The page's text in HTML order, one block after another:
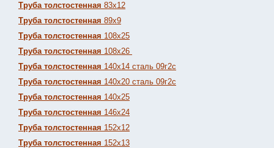
Труба толстостенная 83х12
Труба толстостенная 89х9
Труба толстостенная 108х25
Труба толстостенная 108х26
Труба толстостенная 140х14 сталь 09г2с
Труба толстостенная 140х20 сталь 09г2с
Труба толстостенная 140х25
Труба толстостенная 146х24
Труба толстостенная 152х12
Труба толстостенная 152х13